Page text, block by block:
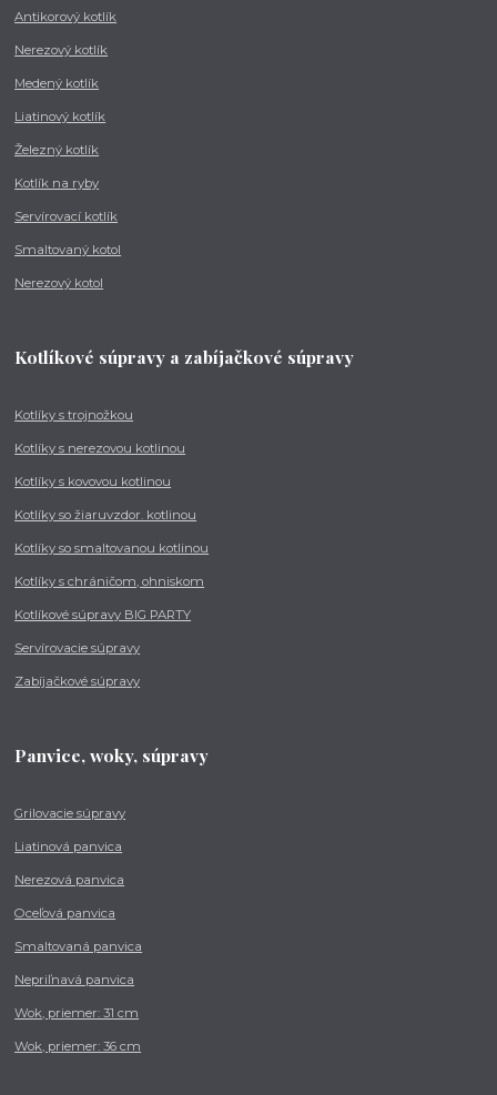
Antikorový kotlík
Nerezový kotlík
Medený kotlík
Liatinový kotlík
Železný kotlík
Kotlík na ryby
Servírovací kotlík
Smaltovaný kotol
Nerezový kotol
Kotlíkové súpravy a zabíjačkové súpravy
Kotlíky s trojnožkou
Kotlíky s nerezovou kotlinou
Kotlíky s kovovou kotlinou
Kotlíky so žiaruvzdor. kotlinou
Kotlíky so smaltovanou kotlinou
Kotlíky s chráničom, ohniskom
Kotlíkové súpravy BIG PARTY
Servírovacie súpravy
Zabíjačkové súpravy
Panvice, woky, súpravy
Grilovacie súpravy
Liatinová panvica
Nerezová panvica
Oceľová panvica
Smaltovaná panvica
Nepriľnavá panvica
Wok, priemer: 31 cm
Wok, priemer: 36 cm